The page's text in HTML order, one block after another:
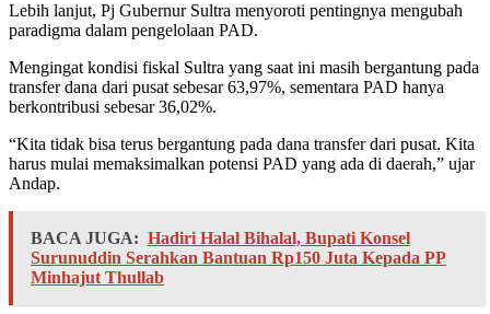
Lebih lanjut, Pj Gubernur Sultra menyoroti pentingnya mengubah
paradigma dalam pengelolaan PAD.
Mengingat kondisi fiskal Sultra yang saat ini masih bergantung pada
transfer dana dari pusat sebesar 63,97%, sementara PAD hanya
berkontribusi sebesar 36,02%.
“Kita tidak bisa terus bergantung pada dana transfer dari pusat. Kita
harus mulai memaksimalkan potensi PAD yang ada di daerah,” ujar
Andap.
BACA JUGA: Hadiri Halal Bihalal, Bupati Konsel
Surunuddin Serahkan Bantuan Rp150 Juta Kepada PP
Minhajut Thullab